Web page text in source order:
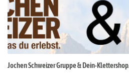
Jochen Schweizer Gruppe & Dein-